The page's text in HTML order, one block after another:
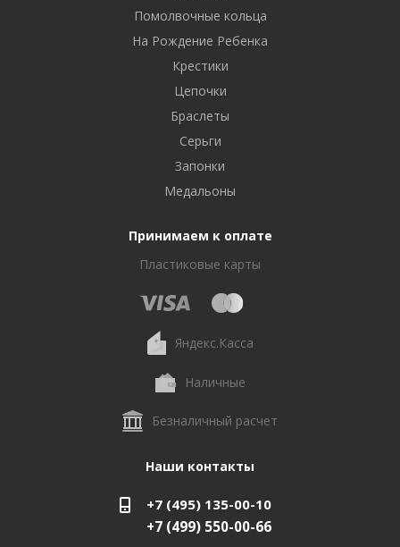
Помолвочные кольца
На Рождение Ребенка
Крестики
Цепочки
Браслеты
Серьги
Запонки
Медальоны
Принимаем к оплате
Пластиковые карты
Яндекс.Касса
Наличные
Безналичный расчет
Наши контакты
+7 (495) 135-00-10
+7 (499) 550-00-66